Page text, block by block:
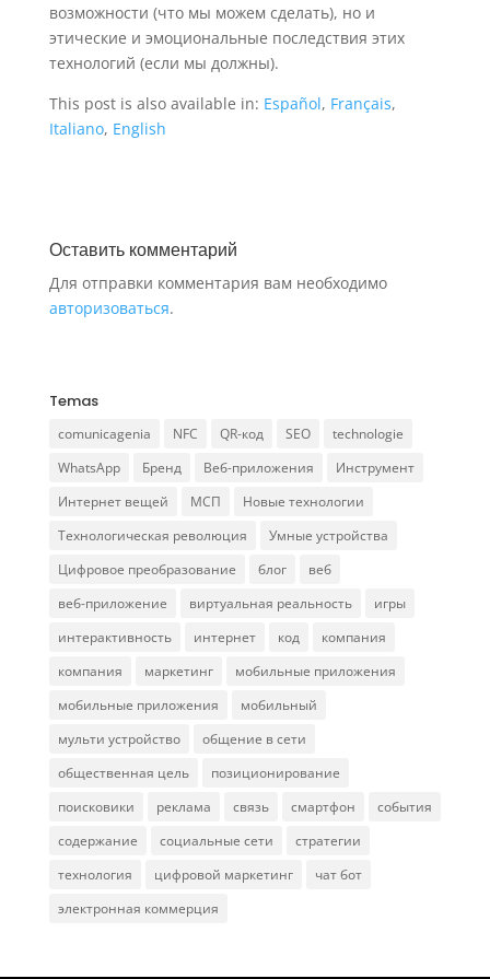
возможности (что мы можем сделать), но и
этические и эмоциональные последствия этих
технологий (если мы должны).
This post is also available in: Español Français
Italiano English
Оставить комментарий
Для отправки комментария вам необходимо
авторизоваться.
Temas
comunicagenia NFC QR-код SEO
technologie
WhatsApp
Бренд Веб-приложения
Инструмент
Интернет вещей
МСП
Новые технологии
Технологическая революция
Умные устройства
Цифровое преобразование
блог
веб
веб-приложение
виртуальная реальность
игры
интерактивность
интернет код
компания
компания
маркетинг
мобильные приложения
мобильные приложения
мобильный
мульти устройство
общение в сети
общественная цель
позиционирование
поисковики
реклама связь смартфон
события
содержание
социальные сети
стратегии
технология
цифровой маркетинг
чат бот
электронная коммерция